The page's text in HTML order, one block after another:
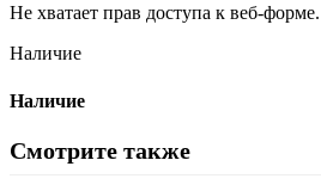
Не хватает прав доступа к веб-форме.
Наличие
Наличие
Смотрите также